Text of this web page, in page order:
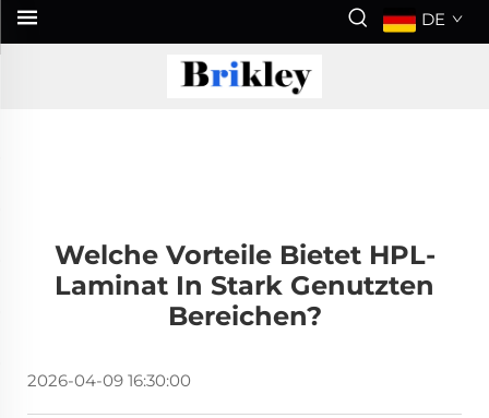
DE
Welche Vorteile Bietet HPL-
Laminat In Stark Genutzten
Bereichen?
2026-04-09 16:30:00